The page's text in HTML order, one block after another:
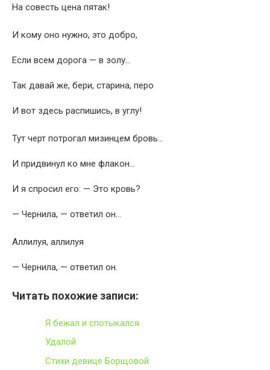
На совесть цена пятак!
И кому оно нужно, это добро,
Если всем дорога — в золу…
Так давай же, бери, старина, перо
И вот здесь распишись, в углу!
Тут черт потрогал мизинцем бровь…
И придвинул ко мне флакон…
И я спросил его: — Это кровь?
— Чернила, — ответил он…
Аллилуя, аллилуя
— Чернила, — ответил он.
Читать похожие записи:
Я бежал и спотыкался
Удалой
Стихи девице Борщовой